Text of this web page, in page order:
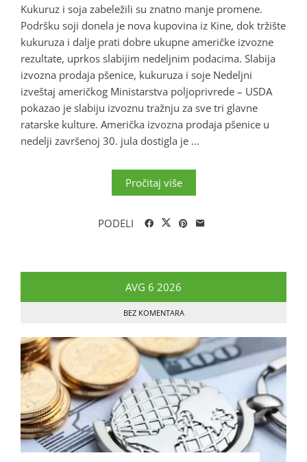
Kukuruz i soja zabeležili su znatno manje promene.
Podršku soji donela je nova kupovina iz Kine, dok tržište
kukuruza i dalje prati dobre ukupne američke izvozne
rezultate, uprkos slabijim nedeljnim podacima. Slabija
izvozna prodaja pšenice, kukuruza i soje Nedeljni
izveštaj američkog Ministarstva poljoprivrede – USDA
pokazao je slabiju izvoznu tražnju za sve tri glavne
ratarske kulture. Američka izvozna prodaja pšenice u
nedelji završenoj 30. jula dostigla je ...
Pročitaj više
PODELI
AVG 6 2026
BEZ KOMENTARA